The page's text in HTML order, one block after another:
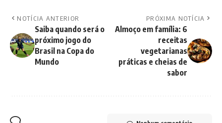
NOTÍCIA ANTERIOR
Saiba quando será o
próximo jogo do
Brasil na Copa do
Mundo
PRÓXIMA NOTÍCIA
Almoço em família: 6
receitas
vegetarianas
práticas e cheias de
sabor